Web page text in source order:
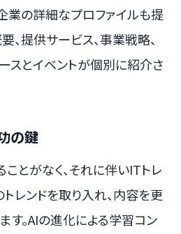
業の詳細なプロファイルも提
、提供サービス、事業戦略、
スとイベントが個別に紹介さ
の鍵
とがなく、それに伴いITトレ
レンドを取り入れ、内容を更
す。AIの進化による学習コン